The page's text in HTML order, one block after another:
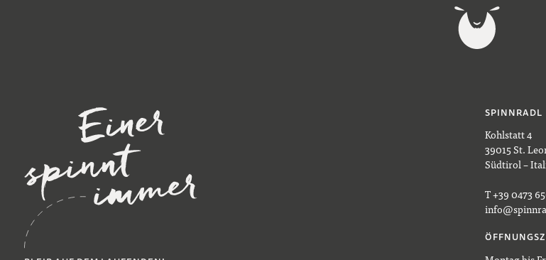
SPINNRADL
Kohlstatt 4
39015 St.
Südtirol –
T +39 0473